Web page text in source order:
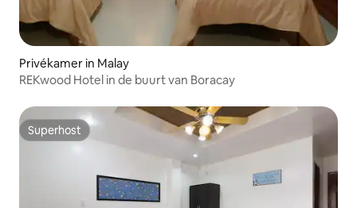
Privékamer in Malay
REKwood Hotel in de buurt van Boracay
Superhost
Superhost